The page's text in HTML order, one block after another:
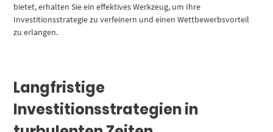
bietet, erhalten Sie ein effektives Werkzeug, um Ihre
Investitionsstrategie zu verfeinern und einen Wettbewerbsvorteil
zu erlangen.
Langfristige
Investitionsstrategien in